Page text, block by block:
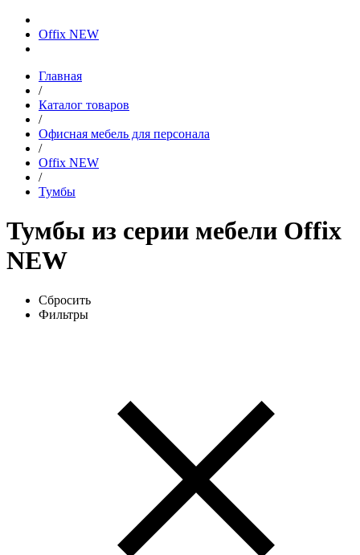
Offix NEW
Главная
/
Каталог товаров
/
Офисная мебель для персонала
/
Offix NEW
/
Тумбы
Тумбы из серии мебели Offix
NEW
Сбросить
Фильтры